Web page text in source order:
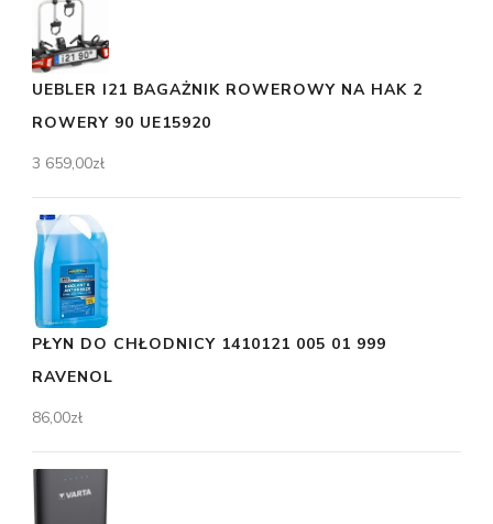
UEBLER I21 BAGAŻNIK ROWEROWY NA HAK 2
ROWERY 90 UE15920
3 659,00zł
PŁYN DO CHŁODNICY 1410121 005 01 999
RAVENOL
86,00zł